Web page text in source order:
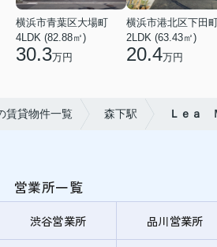
横浜市青葉区大場町
4LDK (82.88㎡)
30.3万円
2LDK (63.43㎡)
20.4万円
賃貸物件一覧 森下駅 Ｌｅａ
営業所一覧
渋谷営業所 品川営業所